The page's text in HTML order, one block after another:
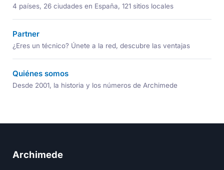
4 países, 26 ciudades en España, 121 sitios locales
Partner
¿Eres un técnico? Únete a la red, descubre las ventajas
Quiénes somos
Desde 2001, la historia y los números de Archimede
Archimede